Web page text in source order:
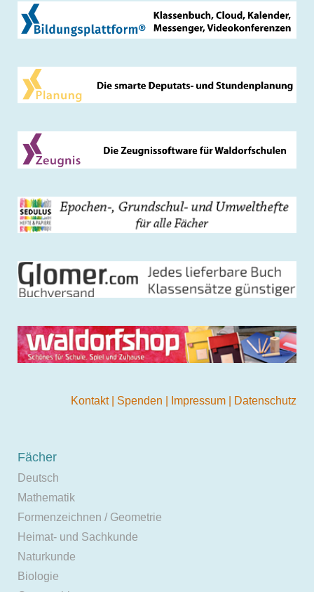
Kontakt Spenden Impressum Datenschutz
Fächer
Deutsch
Mathematik
Formenzeichnen / Geometrie
Heimat- und Sachkunde
Naturkunde
Biologie